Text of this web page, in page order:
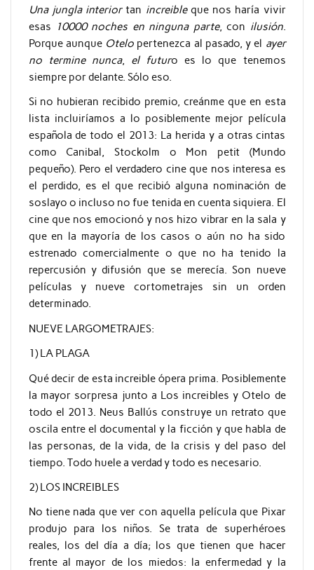
Una jungla interiortan increibleque nos haría vivir
esas
10000 noches en ninguna parte, con ilusión.
Porque aunqueOtelo pertenezca al pasado, y el ayer
no termine nunca, el futuro es lo que tenemos
siempre por delante. Sólo eso.
Si no hubieran recibido premio, creánme que en esta
lista incluiríamos a lo posiblemente mejor película
española de todo el 2013: La herida y a otras cintas
como Canibal, Stockolm o Mon petit (Mundo
pequeño). Pero el verdadero cine que nos interesa es
el perdido, es el que recibió alguna nominación de
soslayo o incluso no fue tenida en cuenta siquiera. El
cine que nos emocionó y nos hizo vibrar en la sala y
que en la mayoría de los casos o aún no ha sido
estrenado comercialmente o que no ha tenido la
repercusión y difusión que se merecía. Son nueve
películas y nueve cortometrajes sin un orden
determinado.
NUEVE LARGOMETRAJES:
1) LA PLAGA
Qué decir de esta increible ópera prima. Posiblemente
la mayor sorpresa junto a Los increibles y Otelo de
todo el 2013. Neus Ballús construye un retrato que
oscila entre el documental y la ficción y que habla de
las personas, de la vida, de la crisis y del paso del
tiempo. Todo huele a verdad y todo es necesario.
2) LOS INCREIBLES
No tiene nada que ver con aquella película que Pixar
produjo para los niños. Se trata de superhéroes
reales, los del día a día; los que tienen que hacer
frente al mayor de los miedos: la enfermedad y la